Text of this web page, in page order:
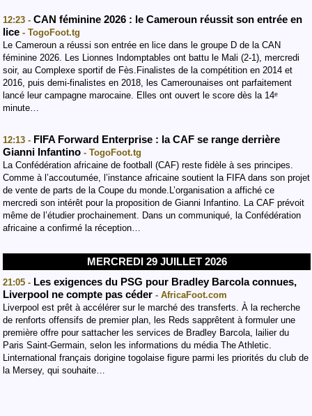
12:23 - CAN féminine 2026 : le Cameroun réussit son entrée en
lice - TogoFoot.tg
Le Cameroun a réussi son entrée en lice dans le groupe D de la CAN
féminine 2026. Les Lionnes Indomptables ont battu le Mali (2-1), mercredi
soir, au Complexe sportif de Fès.Finalistes de la compétition en 2014 et
2016, puis demi-finalistes en 2018, les Camerounaises ont parfaitement
lancé leur campagne marocaine. Elles ont ouvert le score dès la 14ᵉ
minute…
12:13 - FIFA Forward Enterprise : la CAF se range derrière
Gianni Infantino - TogoFoot.tg
La Confédération africaine de football (CAF) reste fidèle à ses principes.
Comme à l’accoutumée, l’instance africaine soutient la FIFA dans son projet
de vente de parts de la Coupe du monde.L’organisation a affiché ce
mercredi son intérêt pour la proposition de Gianni Infantino. La CAF prévoit
même de l’étudier prochainement. Dans un communiqué, la Confédération
africaine a confirmé la réception…
MERCREDI 29 JUILLET 2026
21:05 - Les exigences du PSG pour Bradley Barcola connues,
Liverpool ne compte pas céder - AfricaFoot.com
Liverpool est prêt à accélérer sur le marché des transferts. À la recherche
de renforts offensifs de premier plan, les Reds sapprêtent à formuler une
première offre pour sattacher les services de Bradley Barcola, lailier du
Paris Saint-Germain, selon les informations du média The Athletic.
Linternational français dorigine togolaise figure parmi les priorités du club de
la Mersey, qui souhaite…